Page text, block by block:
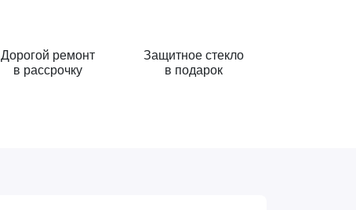
Дорогой ремонт
в рассрочку
Защитное стекло
в подарок